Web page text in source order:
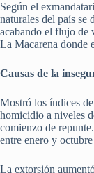
Según el
naturales del país se
acabando el flujo de
La Macarena donde
Causas de la
Mostró los índices
homicidio a niveles
comienzo de
entre enero y
La extorsión